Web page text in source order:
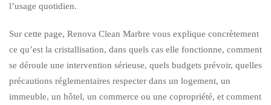
l’usage quotidien.
Sur cette page, Renova Clean Marbre vous explique concrètement
ce qu’est la cristallisation, dans quels cas elle fonctionne, comment
se déroule une intervention sérieuse, quels budgets prévoir, quelles
précautions réglementaires respecter dans un logement, un
immeuble, un hôtel, un commerce ou une copropriété, et comment